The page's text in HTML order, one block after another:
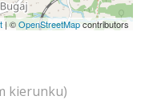
| ©OpenStreetMapcontributors
kierunku)